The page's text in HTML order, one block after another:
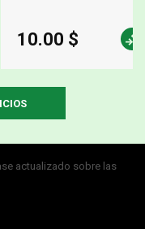
10.00 $
actualizado sobre las